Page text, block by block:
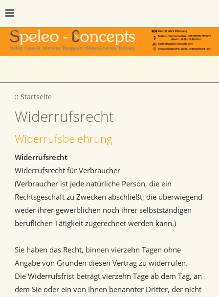
:: Startseite
Widerrufsrecht
Widerrufsbelehrung
Widerrufsrecht
Widerrufsrecht für Verbraucher
(Verbraucher ist jede natürliche Person, die ein
Rechtsgeschäft zu Zwecken abschließt, die überwiegend
weder ihrer gewerblichen noch ihrer selbstständigen
beruflichen Tätigkeit zugerechnet werden kann.)
Sie haben das Recht, binnen vierzehn Tagen ohne
Angabe von Gründen diesen Vertrag zu widerrufen.
Die Widerrufsfrist beträgt vierzehn Tage ab dem Tag, an
dem Sie oder ein von Ihnen benannter Dritter, der nicht